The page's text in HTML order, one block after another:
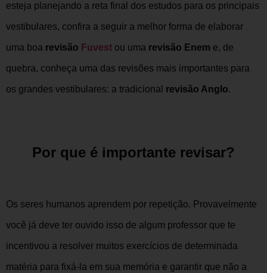
esteja planejando a reta final dos estudos para os principais
vestibulares, confira a seguir a melhor forma de elaborar
uma boa revisão Fuvest ou uma revisão Enem e, de
quebra, conheça uma das revisões mais importantes para
os grandes vestibulares: a tradicional revisão Anglo.
Por que é importante revisar?
Os seres humanos aprendem por repetição. Provavelmente
você já deve ter ouvido isso de algum professor que te
incentivou a resolver muitos exercícios de determinada
matéria para fixá-la em sua memória e garantir que não a